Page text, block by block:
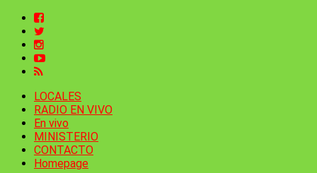
LOCALES
RADIO EN VIVO
En vivo
MINISTERIO
CONTACTO
Homepage